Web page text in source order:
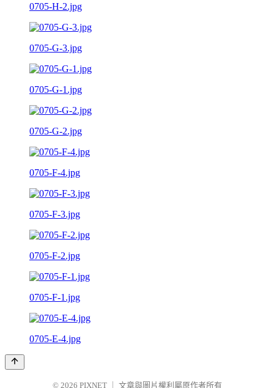
0705-H-2.jpg
0705-G-3.jpg
0705-G-1.jpg
0705-G-2.jpg
0705-F-4.jpg
0705-F-3.jpg
0705-F-2.jpg
0705-F-1.jpg
0705-E-4.jpg
© 2026 PIXNET 文章與圖片權利屬原作者所有